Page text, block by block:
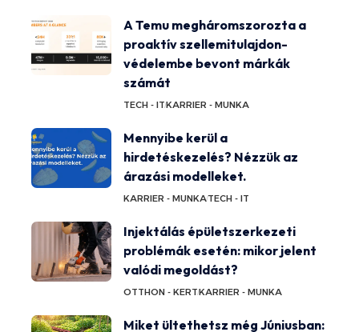
A Temu megháromszorozta a
proaktív szellemitulajdon-
védelembe bevont márkák
számát
TECH - ITKARRIER - MUNKA
Mennyibe kerül a
hirdetéskezelés? Nézzük az
árazási modelleket.
KARRIER - MUNKATECH - IT
Injektálás épületszerkezeti
problémák esetén: mikor jelent
valódi megoldást?
OTTHON - KERTKARRIER - MUNKA
Miket ültethetsz még Júniusban: